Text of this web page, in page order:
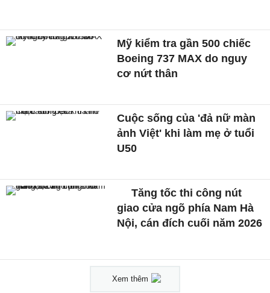
Mỹ kiểm tra gần 500 chiếc
Boeing 737 MAX do nguy
cơ nứt thân
Cuộc sống của 'đả nữ màn
ảnh Việt' khi làm mẹ ở tuổi
U50
Tăng tốc thi công nút
giao cửa ngõ phía Nam Hà
Nội, cán đích cuối năm 2026
Xem thêm